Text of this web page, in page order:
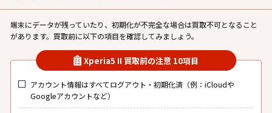
端末にデータが残っていたり、初期化が不完全な場合は買取不可となること
があります。買取前に以下の項目を確認してみましょう。
Xperia5 II 買取前の注意 10項目
アカウント情報はすべてログアウト・初期化済（例：iCloudや
Googleアカウントなど）